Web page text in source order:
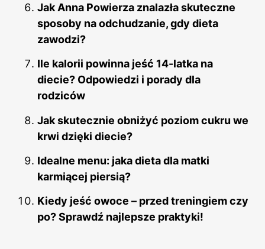
Jak Anna Powierza znalazła skuteczne
sposoby na odchudzanie, gdy dieta
zawodzi?
Ile kalorii powinna jeść 14-latka na
diecie? Odpowiedzi i porady dla
rodziców
Jak skutecznie obniżyć poziom cukru we
krwi dzięki diecie?
Idealne menu: jaka dieta dla matki
karmiącej piersią?
Kiedy jeść owoce – przed treningiem czy
po? Sprawdź najlepsze praktyki!